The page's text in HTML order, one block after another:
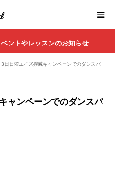
ベントやレッスンのお知らせ
3日日曜エイズ撲滅キャンペーンでのダンスパ
ャンペーンでのダンスパ